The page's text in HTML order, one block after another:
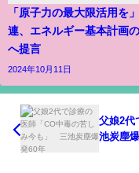
「原子力の最大限活用を
連、エネルギー基本計画
へ提言
2024年10月11日
父娘2代
池炭塵